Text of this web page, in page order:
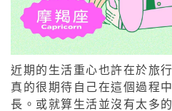
近期的生活重心也許在於旅
真的很期待自己在這個過程
長。或就算生活並沒有太多